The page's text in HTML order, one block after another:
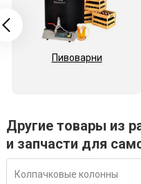
Пивоварни
Другие товары из
и запчасти для
Колпачковые колонны